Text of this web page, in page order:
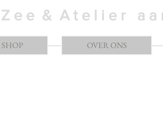
SHOP OVER ONS
e e & A t e l i e r a